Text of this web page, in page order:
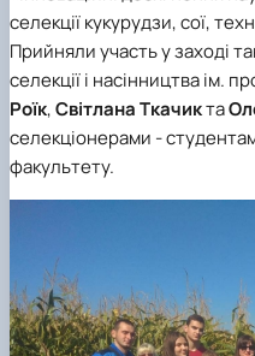
Кафедра
Кафедра
Кафедра
стандартизації
Вчена рада
Колегіальні
Рада
селекції кукурудзи, сої,
Прийняли участь у заході
селекції і насінництва ім.
Роїк,Світлана Ткачикта
селекціонерами -
факультету.